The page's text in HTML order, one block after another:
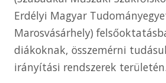
Erdélyi Magyar
Marosvásárhely)
diákoknak, összemérni
irányítási rendszerek területén.